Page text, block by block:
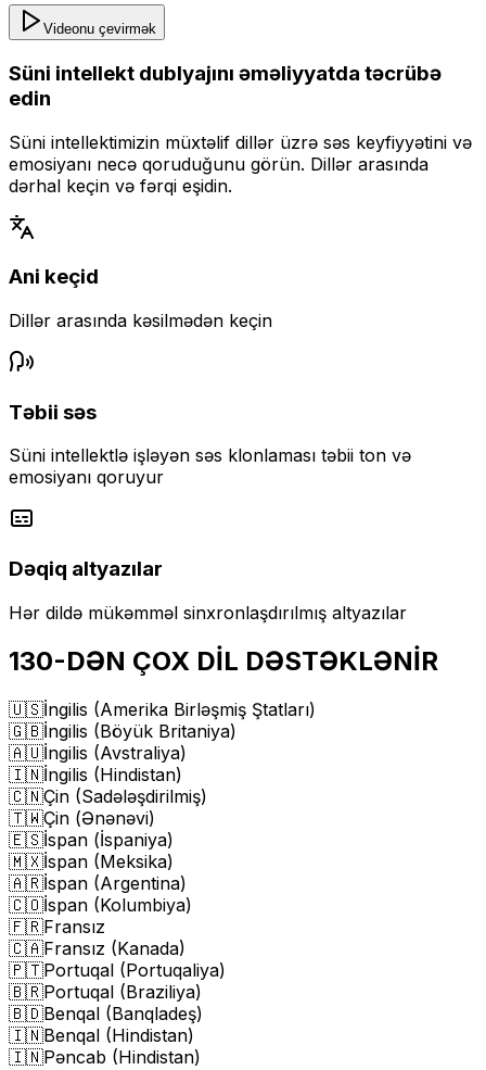
Videonu çevirmək
Süni intellekt dublyajını əməliyyatda təcrübə
edin
Süni intellektimizin müxtəlif dillər üzrə səs keyfiyyətini və
emosiyanı necə qoruduğunu görün. Dillər arasında
dərhal keçin və fərqi eşidin.
Ani keçid
Dillər arasında kəsilmədən keçin
Təbii səs
Süni intellektlə işləyən səs klonlaması təbii ton və
emosiyanı qoruyur
Dəqiq altyazılar
Hər dildə mükəmməl sinxronlaşdırılmış altyazılar
130-DƏN ÇOX DİL DƏSTƏKLƏNİR
🇺🇸İngilis (Amerika Birləşmiş Ştatları)
🇬🇧İngilis (Böyük Britaniya)
🇦🇺İngilis (Avstraliya)
🇮🇳İngilis (Hindistan)
🇨🇳Çin (Sadələşdirilmiş)
🇹🇼Çin (Ənənəvi)
🇪🇸İspan (İspaniya)
🇲🇽İspan (Meksika)
🇦🇷İspan (Argentina)
🇨🇴İspan (Kolumbiya)
🇫🇷Fransız
🇨🇦Fransız (Kanada)
🇵🇹Portuqal (Portuqaliya)
🇧🇷Portuqal (Braziliya)
🇧🇩Benqal (Banqladeş)
🇮🇳Benqal (Hindistan)
🇮🇳Pəncab (Hindistan)